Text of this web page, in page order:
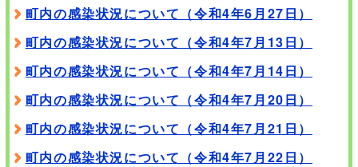
町内の感染状況について（令和4年6月27日）
町内の感染状況について（令和4年7月13日）
町内の感染状況について（令和4年7月14日）
町内の感染状況について（令和4年7月20日）
町内の感染状況について（令和4年7月21日）
町内の感染状況について（令和4年7月22日）